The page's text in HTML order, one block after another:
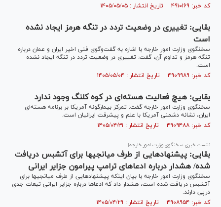
کد خبر: ۴۹۱۰۱۶۹ تاریخ انتشار : ۱۴۰۵/۰۵/۰۵
بقایی: تغییری در وضعیت تردد در تنگه هرمز ایجاد نشده
است
سخنگوی وزارت امور خارجه با اشاره به گفت‌وگوی فنی اخیر ایران و عمان درباره
تنگه هرمز و تداوم آن، گفت: تغییری در وضعیت تردد در تنگه ایجاد نشده
است.
کد خبر: ۴۹۰۹۹۸۹ تاریخ انتشار : ۱۴۰۵/۰۵/۰۴
بقایی: هیچ فعالیت هسته‌ای در کوه کلنگ وجود ندارد
سخنگوی وزارت امور خارجه گفت: تمرکز بیمارگونه آمریکا بر برنامه هسته‌ای
ایران، نشانه دشمنی آمریکا با علم و پیشرفت ایرانیان است.
کد خبر: ۴۹۰۹۴۸۸ تاریخ انتشار : ۱۴۰۵/۰۴/۳۱
نشست خبری سخنگوی وزارت امور خارجه|
بقایی: پیشنهادهایی از طرف میانجی‎ها برای آتش‎بس دریافت
شده/ هشدار درباره ادعاهای ترامپ پیرامون جزایر ایرانی
سخنگوی وزارت امور خارجه با بیان اینکه پیشنهادهایی از طرف میانجی‎ها برای
آتش‎بس دریافت شده است، هشدار داد که ادعاها درباره جزایر ایرانی تبعات جدی
درپی دارند.
کد خبر: ۴۹۰۸۹۵۴ تاریخ انتشار : ۱۴۰۵/۰۴/۲۹